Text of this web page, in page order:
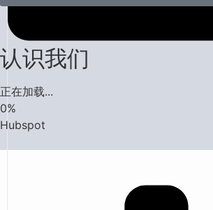
认识我们
正在加载...
0%
Hubspot